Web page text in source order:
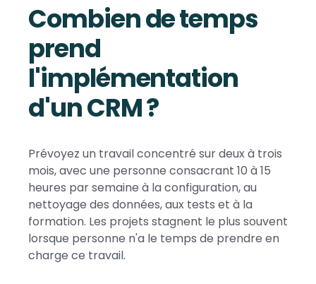
Combien de temps
prend
l'implémentation
d'un CRM ?
Prévoyez un travail concentré sur deux à trois
mois, avec une personne consacrant 10 à 15
heures par semaine à la configuration, au
nettoyage des données, aux tests et à la
formation. Les projets stagnent le plus souvent
lorsque personne n'a le temps de prendre en
charge ce travail.